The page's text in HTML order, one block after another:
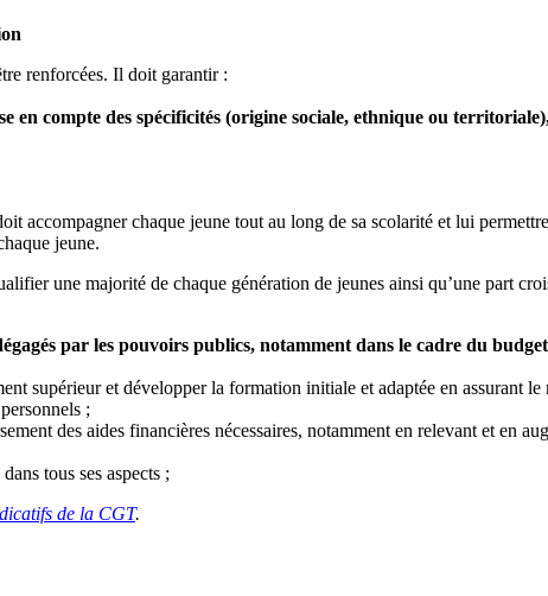
renforcées. Il doit garantir :
en compte des spécificités (origine sociale, ethnique ou
accompagner chaque jeune tout au long de sa scolarité et lui
jeune.
une majorité de chaque génération de jeunes ainsi qu’une part
par les pouvoirs publics, notamment dans le cadre du
supérieur et développer la formation initiale et adaptée en assurant
;
des aides financières nécessaires, notamment en relevant et en
tous ses aspects ;
de la CGT.